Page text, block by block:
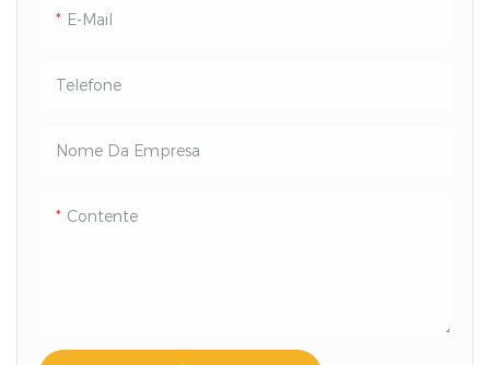
E-Mail
Telefone
Nome Da Empresa
Contente